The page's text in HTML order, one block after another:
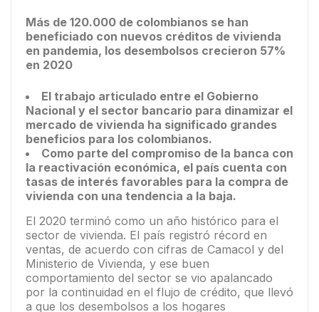
Más de 120.000 de colombianos se han
beneficiado con nuevos créditos de vivienda
en pandemia, los desembolsos crecieron 57%
en 2020
El trabajo articulado entre el Gobierno
Nacional y el sector bancario para dinamizar el
mercado de vivienda ha significado grandes
beneficios para los colombianos.
Como parte del compromiso de la banca con
la reactivación económica, el país cuenta con
tasas de interés favorables para la compra de
vivienda con una tendencia a la baja.
El 2020 terminó como un año histórico para el
sector de vivienda. El país registró récord en
ventas, de acuerdo con cifras de Camacol y del
Ministerio de Vivienda, y ese buen
comportamiento del sector se vio apalancado
por la continuidad en el flujo de crédito, que llevó
a que los desembolsos a los hogares